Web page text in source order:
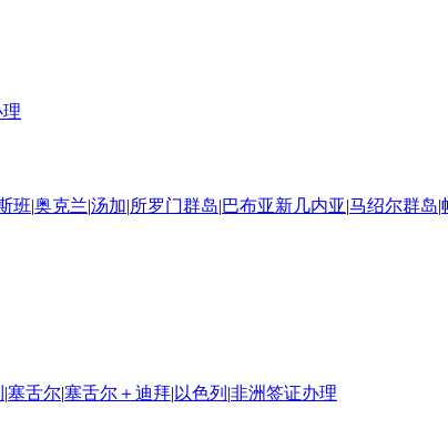
班|奥克兰|汤加|所罗门群岛|巴布亚新几内亚|马绍尔群岛|
|塞舌尔|塞舌尔＋迪拜| 以色列 |非洲签证办理